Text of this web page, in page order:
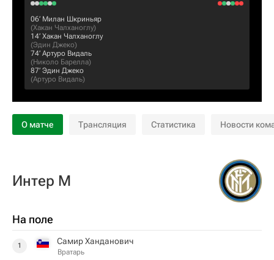
06‎’‎ Милан Шкриньяр
(Хакан Чалханоглу)
14‎’‎ Хакан Чалханоглу
(Эдин Джеко)
74‎’‎ Артуро Видаль
(Николо Барелла)
87‎’‎ Эдин Джеко
(Артуро Видаль)
О матче Трансляция Статистика Новости
Интер М
На поле
1 Самир Ханданович
Вратарь